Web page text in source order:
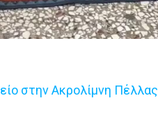
στην Ακρολίμνη Πέλλας